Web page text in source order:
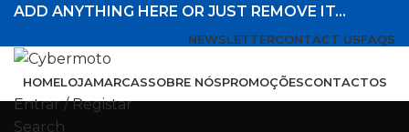
ADD ANYTHING HERE OR JUST REMOVE IT…
NEWSLETTERCONTACT USFAQS
HOMELOJAMARCASSOBRE NÓSPROMOÇÕESCONTACTOS
Entrar / Registar
Search